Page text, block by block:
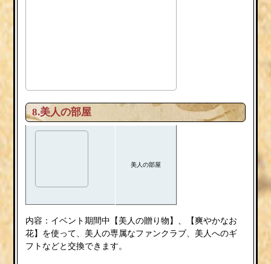
8.美人の部屋
美人の部屋
内容：イベント期間中【美人の贈り物】、【爽やかなお
花】を使って、美人の専属なファンクラブ、美人へのギ
フトなどと交換できます。